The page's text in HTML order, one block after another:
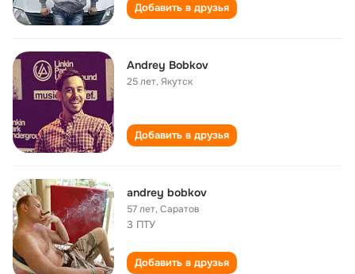
Добавить в друзья
Andrey Bobkov
25 лет,Якутск
Добавить в друзья
andrey bobkov
57 лет,Саратов
3 ПТУ
Добавить в друзья